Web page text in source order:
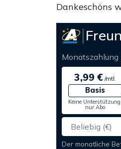
Dankeschöns
Monatszahlung
3,99 € /mtl.
Basis
Keine Unterstützung,
nur Abo
Der monatliche